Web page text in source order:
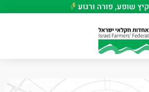
קיץ שופע, פורה ורגוע